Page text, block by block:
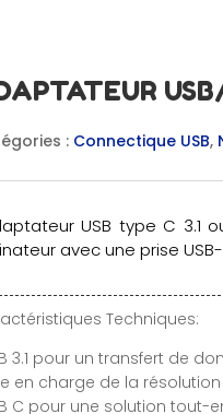
: Connectique USB,
USB type C 3.1
avec une prise
Techniques:
3.1 pour un transfert de
en charge de la résolution
C pour une solution tout-